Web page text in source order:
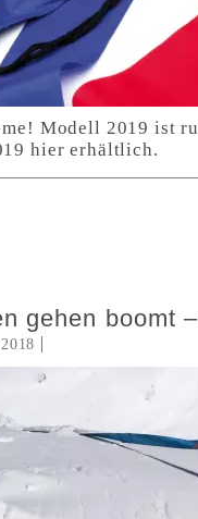
Modell 2019 ist
hier erhältlich.
gehen boomt